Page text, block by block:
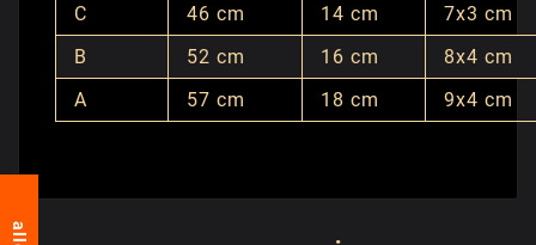
C
46 cm 14 cm
7x3 cm
B
52 cm 16 cm
8x4 cm
A
57 cm 18 cm 9x4 cm